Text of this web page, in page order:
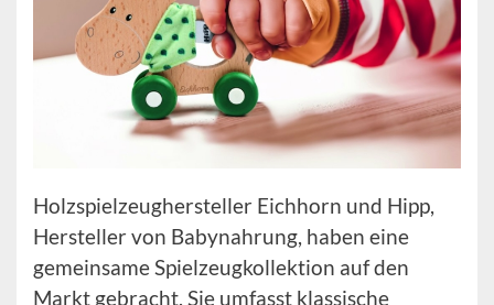
Holzspielzeughersteller Eichhorn und Hipp,
Hersteller von Babynahrung, haben eine
gemeinsame Spielzeugkollektion auf den
Markt gebracht. Sie umfasst klassische